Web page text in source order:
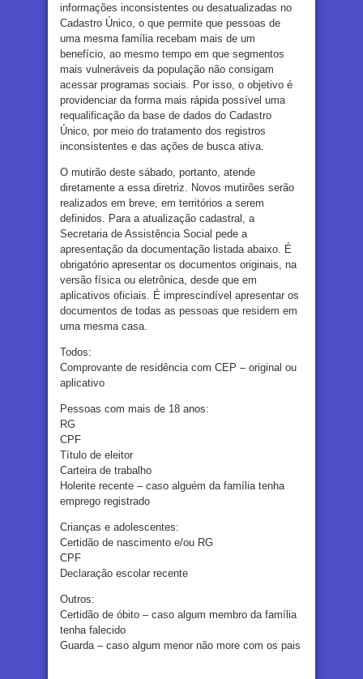
informações inconsistentes ou desatualizadas no
Cadastro Único, o que permite que pessoas de
uma mesma família recebam mais de um
benefício, ao mesmo tempo em que segmentos
mais vulneráveis da população não consigam
acessar programas sociais. Por isso, o objetivo é
providenciar da forma mais rápida possível uma
requalificação da base de dados do Cadastro
Único, por meio do tratamento dos registros
inconsistentes e das ações de busca ativa.
O mutirão deste sábado, portanto, atende
diretamente a essa diretriz. Novos mutirões serão
realizados em breve, em territórios a serem
definidos. Para a atualização cadastral, a
Secretaria de Assistência Social pede a
apresentação da documentação listada abaixo. É
obrigatório apresentar os documentos originais, na
versão física ou eletrônica, desde que em
aplicativos oficiais. É imprescindível apresentar os
documentos de todas as pessoas que residem em
uma mesma casa.
Todos:
Comprovante de residência com CEP – original ou
aplicativo
Pessoas com mais de 18 anos:
RG
CPF
Título de eleitor
Carteira de trabalho
Holerite recente – caso alguém da família tenha
emprego registrado
Crianças e adolescentes:
Certidão de nascimento e/ou RG
CPF
Declaração escolar recente
Outros:
Certidão de óbito – caso algum membro da família
tenha falecido
Guarda – caso algum menor não more com os pais